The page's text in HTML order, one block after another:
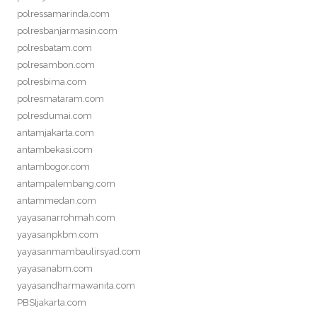
polressamarinda.com
polresbanjarmasin.com
polresbatam.com
polresambon.com
polresbima.com
polresmataram.com
polresdumai.com
antamjakarta.com
antambekasi.com
antambogor.com
antampalembang.com
antammedan.com
yayasanarrohmah.com
yayasanpkbm.com
yayasanmambaulirsyad.com
yayasanabm.com
yayasandharmawanita.com
PBSIjakarta.com